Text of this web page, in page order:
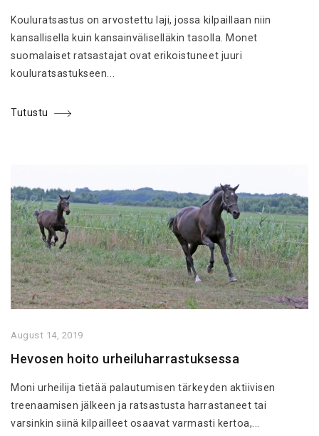
Kouluratsastus on arvostettu laji, jossa kilpaillaan niin
kansallisella kuin kansainväliselläkin tasolla. Monet
suomalaiset ratsastajat ovat erikoistuneet juuri
kouluratsastukseen...
Tutustu
August 14, 2019
Hevosen hoito urheiluharrastuksessa
Moni urheilija tietää palautumisen tärkeyden aktiivisen
treenaamisen jälkeen ja ratsastusta harrastaneet tai
varsinkin siinä kilpailleet osaavat varmasti kertoa,...